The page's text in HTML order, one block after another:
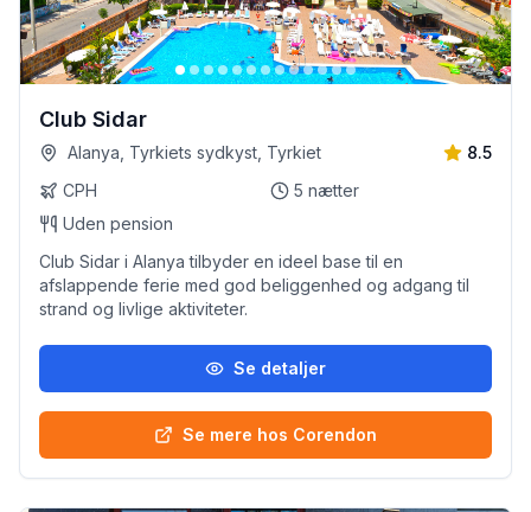
Club Sidar
Alanya, Tyrkiets sydkyst, Tyrkiet
8.5
CPH
5 nætter
Uden pension
Club Sidar i Alanya tilbyder en ideel base til en
afslappende ferie med god beliggenhed og adgang til
strand og livlige aktiviteter.
Se detaljer
Se mere hos Corendon